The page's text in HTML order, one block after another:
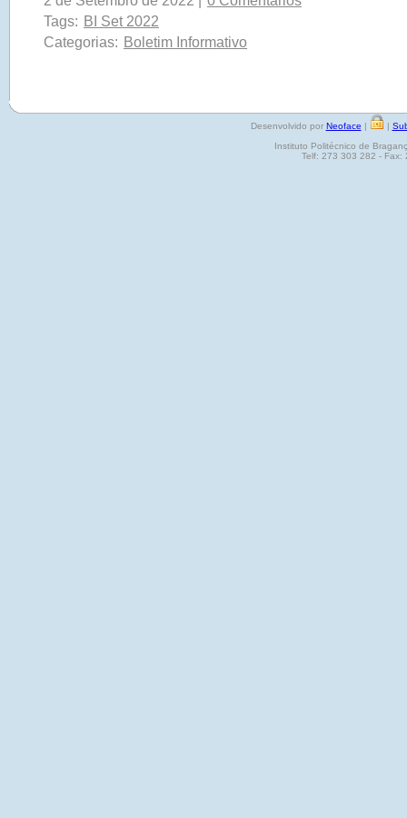
Tags: BI Set 2022
Categorias: Boletim Informativo
Desenvolvido por Neoface | |
Instituto Politécnico de
Telf: 273 303 282 - Fax: